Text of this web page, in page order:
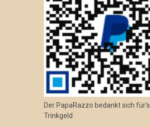
Der PapaRazzo bedankt sich für's
Trinkgeld